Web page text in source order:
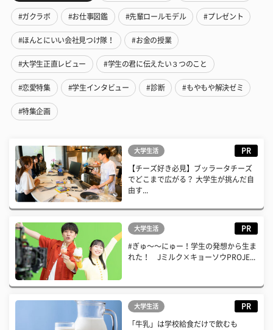
#ガクラボ #お仕事図鑑 #先輩ロールモデル #プレゼント
#ほんとにいい会社見つけ隊！ #お金の授業
#大学生正直レビュー #学生の君に伝えたい３つのこと
#恋愛特集 #学生インタビュー #診断 #もやもや解決ゼミ
#特集企画
大学生活 PR
【チーズ好き必見】ブッラータチーズ
でどこまで広がる？ 大学生が挑んだ自
由す...
大学生活 PR
#ぎゅ〜〜にゅー！学生の発想から生ま
れた！ Jミルク×キョーソウPROJE...
大学生活 PR
「牛乳」は学校給食だけで飲むも